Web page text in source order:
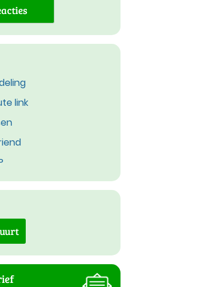
link